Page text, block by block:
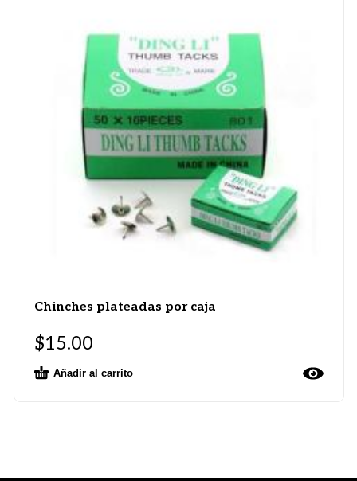
Chinches plateadas por caja
$15.00
Añadir al carrito